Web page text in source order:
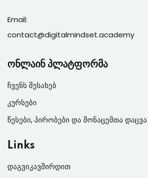
Email:
contact@digitalmindset.academy
ონლაინ პლატფორმა
ჩვენს შესახებ
კურსები
წესები, პირობები და მონაცემთა დაცვა
Links
დაგვიკავშირდით